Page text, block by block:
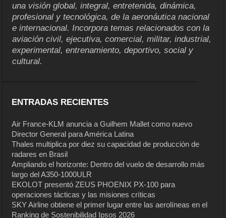
una visión global, integral, entretenida, dinámica,
profesional y tecnológica, de la aeronáutica nacional
e internacional. Incorpora temas relacionados con la
aviación civil, ejecutiva, comercial, militar, industrial,
experimental, entrenamiento, deportivo, social y
cultural.
ENTRADAS RECIENTES
Air France-KLM anuncia a Guilhem Mallet como nuevo
Director General para América Latina
Thales multiplica por diez su capacidad de producción de
radares en Brasil
Ampliando el horizonte: Dentro del vuelo de desarrollo más
largo del A350-1000ULR
EKOLOT presentó ZEUS PHOENIX PX-100 para
operaciones tácticas y las misiones críticas
SKY Airline obtiene el primer lugar entre las aerolíneas en el
Ranking de Sostenibilidad Ipsos 2026